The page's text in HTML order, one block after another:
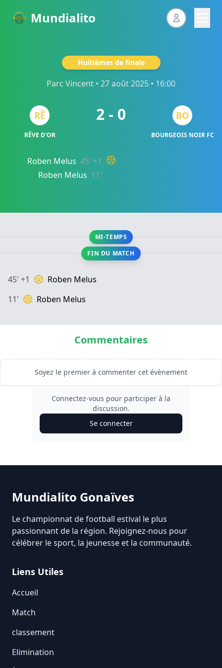
Mundialito
Huitièmes de finale
Parc Vincent • 27 août 2025 • 16:00
RÊ
RÊVE D'OR
2 - 0 BO
BOURGEOIS NOIR FC
Roben Melus 45' +1
Roben Melus 11'
MI-TEMPS
FIN DU MATCH
45' +1
Roben Melus
11'
Roben Melus
Commentaires
Soyez le premier à commenter cet évènement
Connectez-vous pour participer à la
discussion.
Se connecter
Mundialito Gonaïves
Le championnat de football estival le plus
passionnant de la région. Rejoignez-nous pour
célébrer le sport, la jeunesse et la communauté.
Liens Utiles
Accueil
Match
classement
Elimination